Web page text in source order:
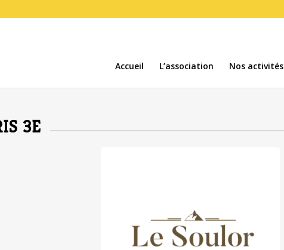
Accueil L’association Nos activités
3E